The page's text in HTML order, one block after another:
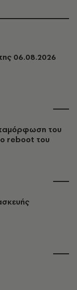
06.08.2026
του
reboot του